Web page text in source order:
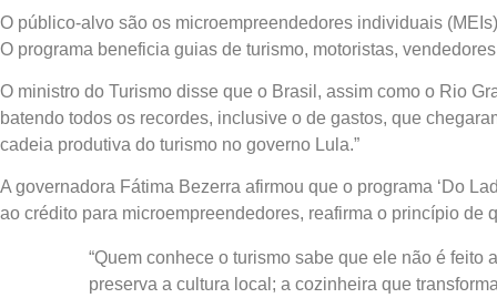
O público-alvo são os microempreendedores individuais
O programa beneficia guias de turismo, motoristas,
O ministro do Turismo disse que o Brasil, assim como o Rio
batendo todos os recordes, inclusive o de gastos, que
cadeia produtiva do turismo no governo Lula.”
A governadora Fátima Bezerra afirmou que o programa ‘Do
ao crédito para microempreendedores, reafirma o princípio
“Quem conhece o turismo sabe que ele não é
preserva a cultura local; a cozinheira que